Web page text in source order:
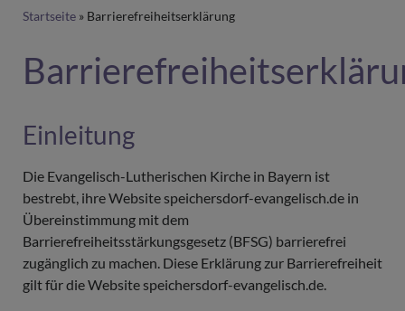
Breadcrumb
Startseite Barrierefreiheitserklärung
Einleitung
Die Evangelisch-Lutherischen Kirche in Bayern ist
bestrebt, ihre Website speichersdorf-evangelisch.de in
Übereinstimmung mit dem
Barrierefreiheitsstärkungsgesetz (BFSG) barrierefrei
zugänglich zu machen. Diese Erklärung zur Barrierefreiheit
gilt für die Website speichersdorf-evangelisch.de.